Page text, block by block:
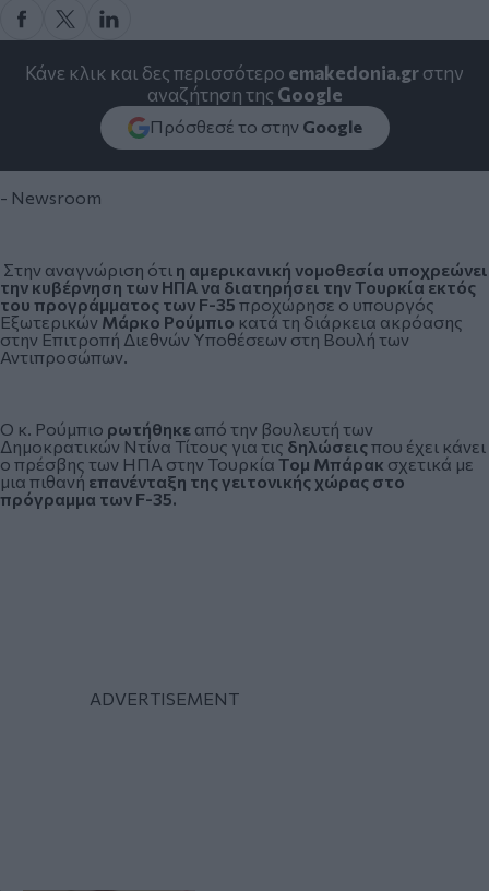
Κάνε κλικ και δες περισσότερο emakedonia.grστην
αναζήτηση της Google
Πρόσθεσέ το στην Google
- Newsroom
Στην αναγνώριση ότι η αμερικανική νομοθεσία υποχρεώνει
την κυβέρνηση των ΗΠΑ να διατηρήσει την Τουρκία εκτός
του προγράμματος των F-35 προχώρησε ο υπουργός
ΕξωτερικώνΜάρκο Ρούμπιο κατά τη διάρκεια ακρόασης
στην Επιτροπή Διεθνών Υποθέσεων στη Βουλή των
Αντιπροσώπων.
Ο κ. Ρούμπιο ρωτήθηκε από την βουλευτή των
Δημοκρατικών Ντίνα Τίτους για τις δηλώσειςπου έχει κάνει
ο πρέσβης των ΗΠΑ στην Τουρκία Τομ Μπάρακ σχετικά με
μια πιθανή επανένταξη της γειτονικής χώρας στο
πρόγραμμα των F-35.